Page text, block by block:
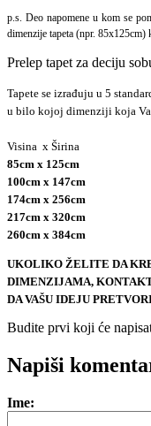
p.s. Deo napomene u kom se
dimenzije tapeta (npr. 85x125cm)
Prelep tapet za deciju
Tapete se izrađuju u 5
u bilo kojoj dimenziji koja
Visina x Širina
85cm x 125cm
100cm x 147cm
174cm x 256cm
217cm x 320cm
260cm x 384cm
UKOLIKO ŽELITE DA
DIMENZIJAMA,
DA VAŠU IDEJU
Budite prvi koji će
Napiši
Ime: